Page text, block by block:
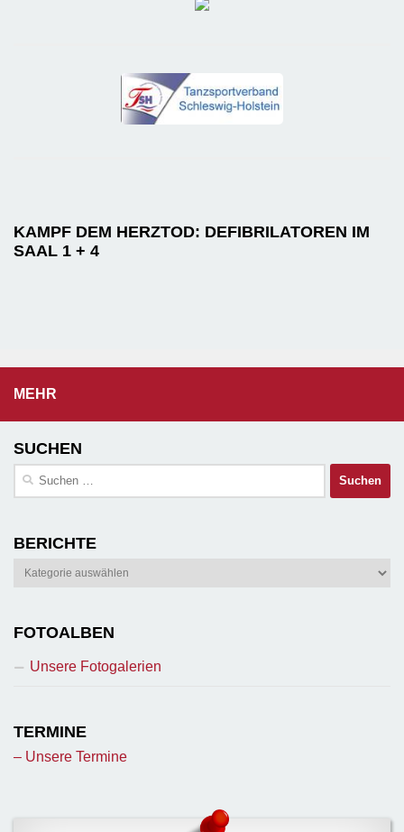
KAMPF DEM HERZTOD: DEFIBRILATOREN IM
SAAL 1 + 4
MEHR
SUCHEN
Suchen
BERICHTE
Berichte
FOTOALBEN
Unsere Fotogalerien
TERMINE
– Unsere Termine